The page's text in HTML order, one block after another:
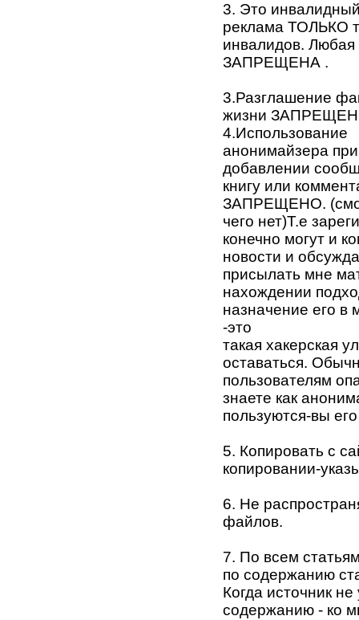
3. Это
реклама ТОЛЬКО
инвалидов. Любая
ЗАПРЕЩЕНА .
3.Разглашение
жизни
4.Использование
анонимайзера
добавлении
книгу или
ЗАПРЕЩЕНО.
чего нет)Т.е
конечно могут и
новости и
присылать мне
нахождении
назначение его
-это
такая хакерская
оставаться.
пользователям
знаете как
пользуются-вы
5. Копировать с
копировании-
6. Не
файлов.
7. По всем
по содержанию
Когда источник
содержанию - ко